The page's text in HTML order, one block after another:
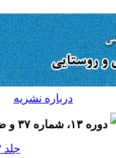
درباره نشريه
دوره ۱۳، شماره ۳۷ و ضميمه - ( ضميمه لاتين ۱۳۹۳ )
جلد ۱۳ شماره ۳۷ و ضميمه صفحات ۱۵۴-۱۴۷